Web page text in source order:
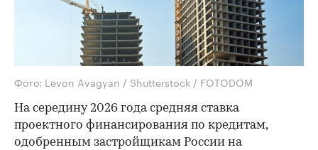
Фото: Levon Avagyan / Shutterstock / FOTODOM
На середину 2026 года средняя ставка
проектного финансирования по кредитам,
одобренным застройщикам России на